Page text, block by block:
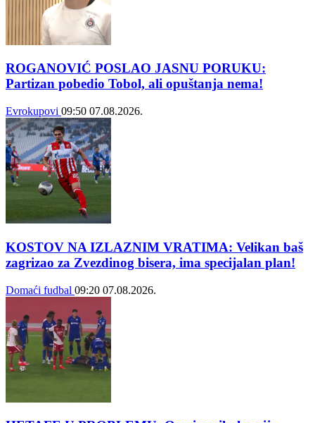
ROGANOVIĆ POSLAO JASNU PORUKU:
Partizan pobedio Tobol, ali opuštanja nema!
Evrokupovi 09:50 07.08.2026.
KOSTOV NA IZLAZNIM VRATIMA: Velikan baš
zagrizao za Zvezdinog bisera, ima specijalan plan!
Domaći fudbal 09:20 07.08.2026.